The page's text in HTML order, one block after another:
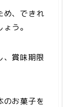
め、できれ
う。
、賞味期限
のお菓子を